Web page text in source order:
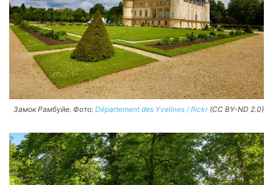
Замок Рамбуйе. Фото: Département des Yvelines / flickr(CC BY-ND 2.0)